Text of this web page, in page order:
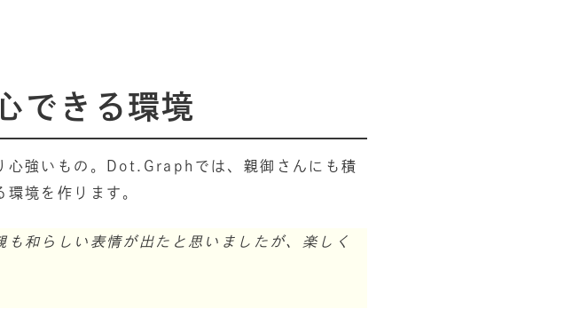
できる環境
心強いもの。Dot.Graphでは、親御さんにも積
境を作ります。
和らしい表情が出たと思いましたが、楽しく